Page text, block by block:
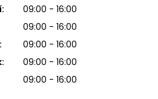
09:00 - 16:00
09:00 - 16:00
09:00 - 16:00
09:00 - 16:00
09:00 - 16:00